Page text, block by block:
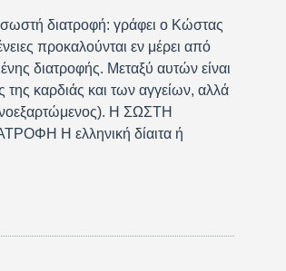
διατροφή: γράφει ο Κώστας
προκαλούνται εν μέρει από
διατροφής. Μεταξύ αυτών είναι
της καρδιάς και των αγγείων, αλλά
Η ΣΩΣΤΗ
Η ελληνική δίαιτα ή